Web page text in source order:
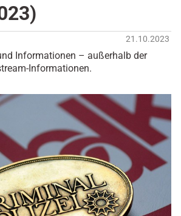
21.10.2023
Informationen – außerhalb der
Informationen.